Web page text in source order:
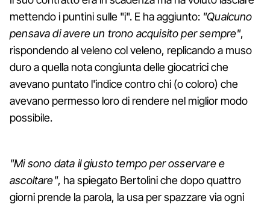
mettendo i puntini sulle "i". E ha aggiunto: "Qualcuno
pensava di avere un trono acquisito per sempre",
rispondendo al veleno col veleno, replicando a muso
duro a quella nota congiunta delle giocatrici che
avevano puntato l'indice contro chi (o coloro) che
avevano permesso loro di rendere nel miglior modo
possibile.
"Mi sono data il giusto tempo per osservare e
ascoltare", ha spiegato Bertolini che dopo quattro
giorni prende la parola, la usa per spazzare via ogni